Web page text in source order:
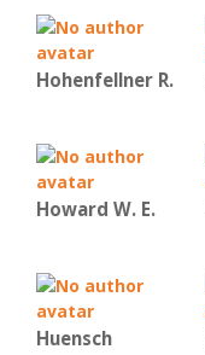
Hohenfellner R.
Howard W. E.
Huensch